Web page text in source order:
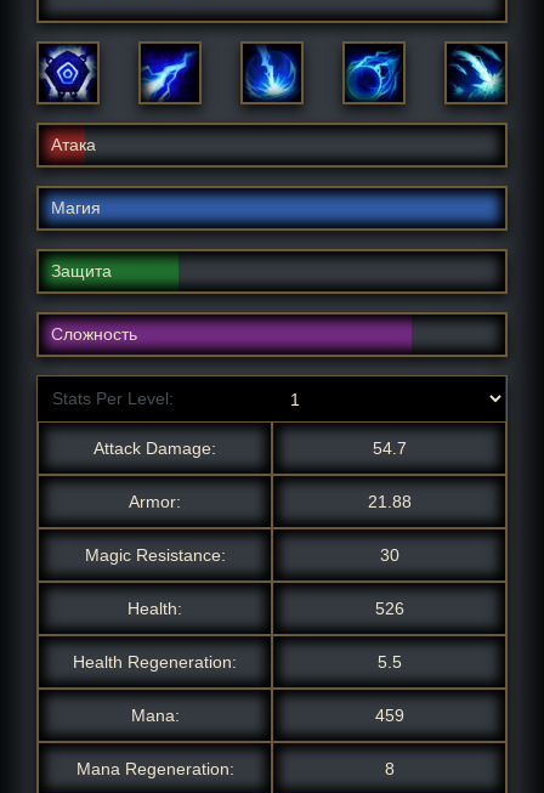
Атака
Магия
Защита
Сложность
Stats Per Level:
Attack Damage: 54.7
Armor: 21.88
Magic Resistance: 30
Health: 526
Health Regeneration: 5.5
Mana: 459
Mana Regeneration: 8